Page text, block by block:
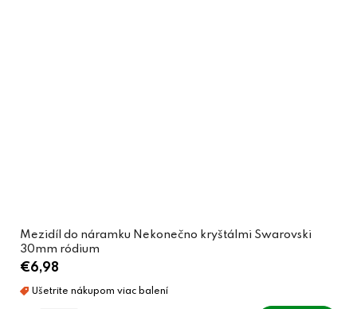
Mezidíl do náramku Nekonečno kryštálmi Swarovski
30mm ródium
€6,98